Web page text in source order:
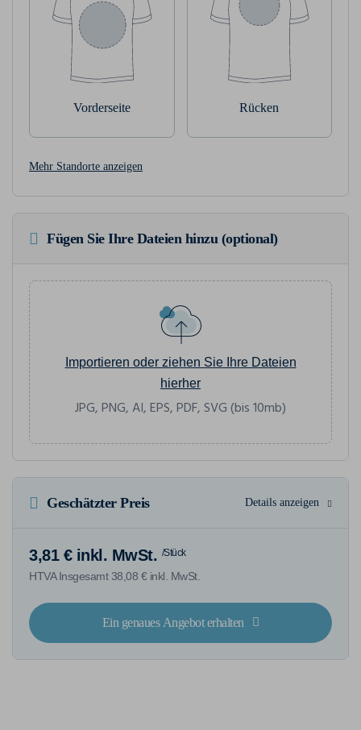
Vorderseite Rücken
Mehr Standorte anzeigen
Fügen Sie Ihre Dateien hinzu (optional)
Importieren oder ziehen Sie Ihre Dateien
hierher
JPG, PNG, AI, EPS, PDF, SVG (bis 10mb)
Geschätzter Preis Details anzeigen
3,81 € inkl. MwSt. /Stück
HTVA Insgesamt 38,08 € inkl. MwSt.
Ein genaues Angebot erhalten